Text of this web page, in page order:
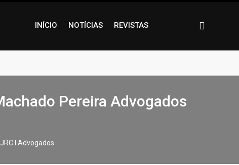
INÍCIO NOTÍCIAS REVISTAS
Pereira Advogados
I Advogados